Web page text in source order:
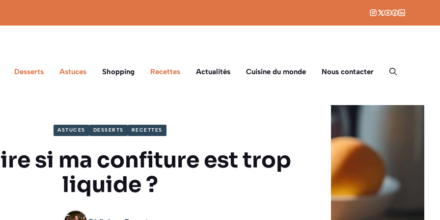
Desserts Astuces Shopping Recettes Actualités Cuisine du monde Nous contacter
ASTUCES DESSERTS RECETTES
si ma confiture est trop
liquide ?